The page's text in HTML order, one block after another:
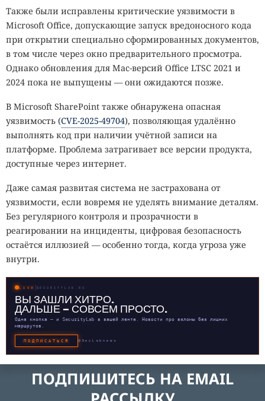
Также были исправлены критические уязвимости в
Microsoft Office, допускающие запуск вредоносного кода
при открытии специально сформированных документов,
в том числе через окно предварительного просмотра.
Однако обновления для Mac-версий Office LTSC 2021 и
2024 пока не выпущены — они ожидаются позже.
В Microsoft SharePoint также обнаружена опасная
уязвимость (CVE-2025-49704), позволяющая удалённо
выполнять код при наличии учётной записи на
платформе. Проблема затрагивает все версии продукта,
доступные через интернет.
Даже самая развитая система не застрахована от
уязвимости, если вовремя не уделять внимание деталям.
Без регулярного контроля и прозрачности в
реагировании на инциденты, цифровая безопасность
остаётся иллюзией — особенно тогда, когда угроза уже
внутри.
LIVE SECURITYLAB.RU
ВЫ ЗАШЛИ ХИТРО.
ДАЛЬШЕ — СОВСЕМ ПРОСТО.
Одна кнопка — и SecurityLab в вашей ленте. Новости про взломы без лишних
маршрутов.
ПОДПИСАТЬСЯ @SecLabnews
ПОДПИШИТЕСЬ НА EMAIL